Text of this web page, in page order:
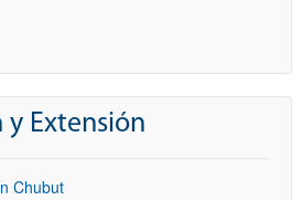
Extensión
Chubut